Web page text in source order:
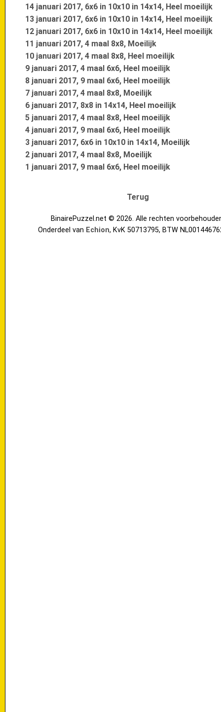
14 januari 2017, 6x6 in 10x10 in 14x14, Heel moeilijk
13 januari 2017, 6x6 in 10x10 in 14x14, Heel moeilijk
12 januari 2017, 6x6 in 10x10 in 14x14, Heel moeilijk
11 januari 2017, 4 maal 8x8, Moeilijk
10 januari 2017, 4 maal 8x8, Heel moeilijk
9 januari 2017, 4 maal 6x6, Heel moeilijk
8 januari 2017, 9 maal 6x6, Heel moeilijk
7 januari 2017, 4 maal 8x8, Moeilijk
6 januari 2017, 8x8 in 14x14, Heel moeilijk
5 januari 2017, 4 maal 8x8, Heel moeilijk
4 januari 2017, 9 maal 6x6, Heel moeilijk
3 januari 2017, 6x6 in 10x10 in 14x14, Moeilijk
2 januari 2017, 4 maal 8x8, Moeilijk
1 januari 2017, 9 maal 6x6, Heel moeilijk
Terug
BinairePuzzel.net © 2026. Alle rechten
Onderdeel van Echion, KvK 50713795, BTW